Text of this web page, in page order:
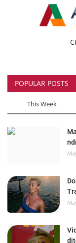
POPULAR POSTS
This Week